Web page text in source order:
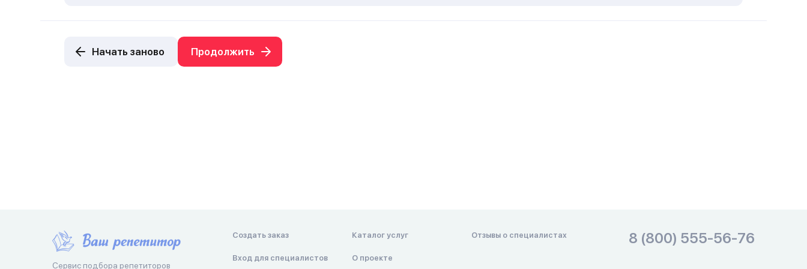
Начать заново Продолжить
Сервис подбора репетиторов
Создать заказ Каталог услуг Отзывы о специалистах
Вход для специалистов О проекте
8 (800) 555-56-76